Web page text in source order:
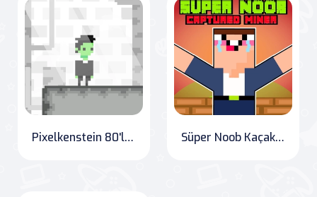
Pixelkenstein 80'ler Zamanı Süper Noob Kaçak Madenci